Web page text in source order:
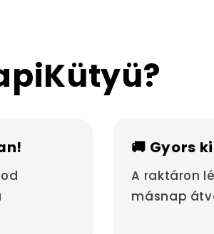
🚚 Gyors
A raktáron
másnap